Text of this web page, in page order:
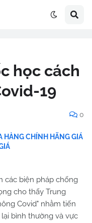
học cách
19
0
HÀNG CHÍNH HÃNG GIÁ
các biện pháp chống
cho thấy Trung
Covid" nhằm tiến
bình thường và vực